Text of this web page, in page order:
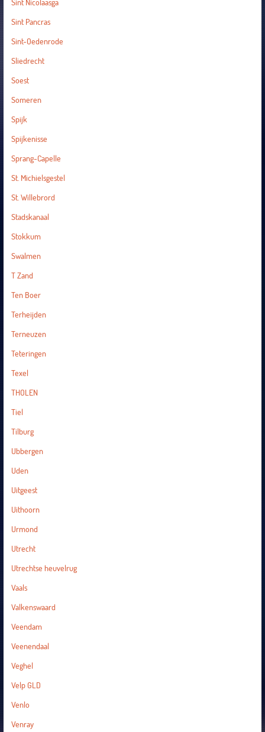
Sint Nicolaasga
Sint Pancras
Sint-Oedenrode
Sliedrecht
Soest
Someren
Spijk
Spijkenisse
Sprang-Capelle
St. Michielsgestel
St. Willebrord
Stadskanaal
Stokkum
Swalmen
T Zand
Ten Boer
Terheijden
Terneuzen
Teteringen
Texel
THOLEN
Tiel
Tilburg
Ubbergen
Uden
Uitgeest
Uithoorn
Urmond
Utrecht
Utrechtse heuvelrug
Vaals
Valkenswaard
Veendam
Veenendaal
Veghel
Velp GLD
Venlo
Venray